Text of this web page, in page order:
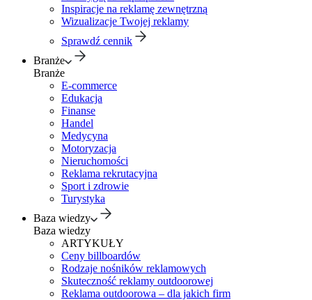
Inspiracje na reklamę zewnętrzną
Wizualizacje Twojej reklamy
Sprawdź cennik
Branże
Branże
E-commerce
Edukacja
Finanse
Handel
Medycyna
Motoryzacja
Nieruchomości
Reklama rekrutacyjna
Sport i zdrowie
Turystyka
Baza wiedzy
Baza wiedzy
ARTYKUŁY
Ceny billboardów
Rodzaje nośników reklamowych
Skuteczność reklamy outdoorowej
Reklama outdoorowa – dla jakich firm